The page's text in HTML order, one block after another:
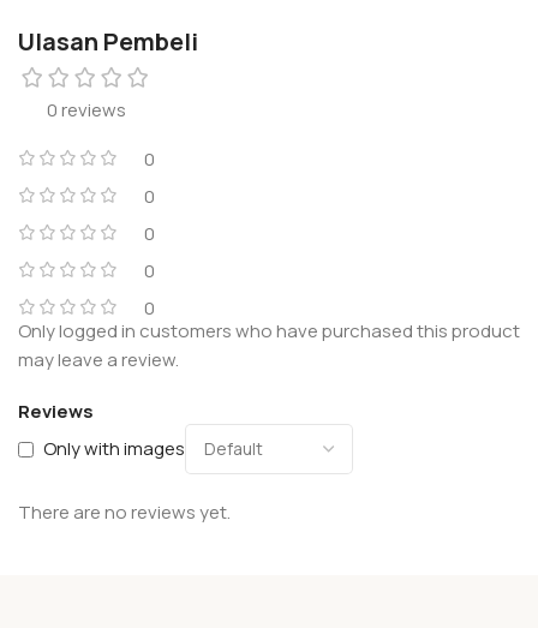
Ulasan Pembeli
0 reviews
0
0
0
0
0
Reviews
Only with images
There are no reviews yet.
Only logged in customers who have purchased this product
may leave a review.